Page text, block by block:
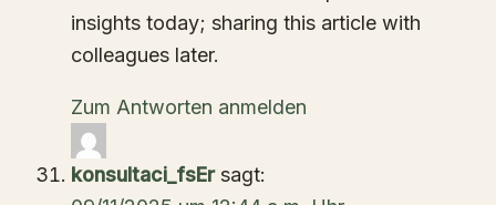
insights today; sharing this article with
colleagues later.
Zum Antworten anmelden
konsultaci_fsEr sagt: